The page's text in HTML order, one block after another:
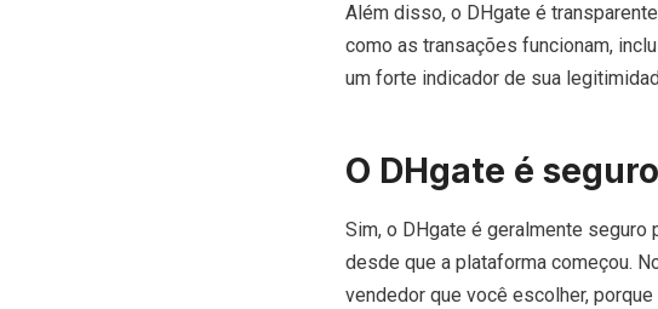
Além disso, o DHgate é
como as transações funcionam,
um forte indicador de sua
O DHgate é
Sim, o DHgate é geralmente
desde que a plataforma começou.
vendedor que você escolher,